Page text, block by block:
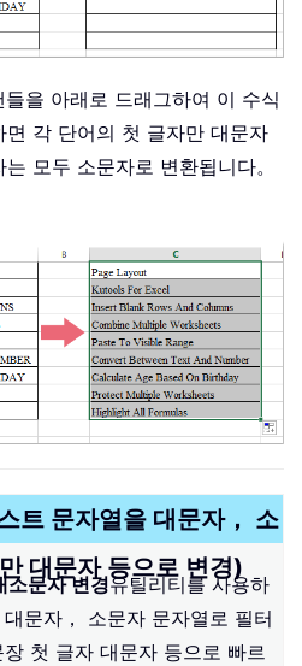
을 아래로 드래그하여 이 수식
각 단어의 첫 글자만 대문자
모두 소문자로 변환됩니다。
트 문자열을 대문자， 소
대문자 등으로 변경)
소문자 변경유틸리티를 사용하
문자， 소문자 문자열로 필터
첫 글자 대문자 등으로 빠르